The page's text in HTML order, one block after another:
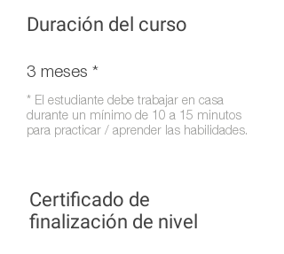
Duración del curso
3 meses *
* El estudiante debe trabajar en casa
durante un mínimo de 10 a 15 minutos
para practicar / aprender las habilidades.
Certificado de
finalización de nivel